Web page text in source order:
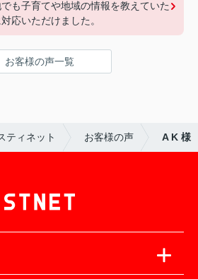
も子育てや地域の情報を教えていた
応いただけました。
お客様の声一覧
ティネット お客様の声 A K 様